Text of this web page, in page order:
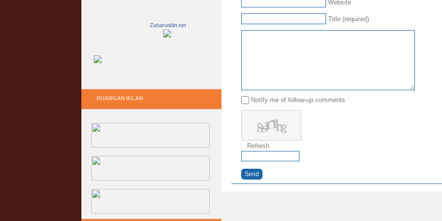
Website
Title (required)
Notify me of follow-up comments
Refresh
Send
Zaharuddin.net
RUANGAN IKLAN